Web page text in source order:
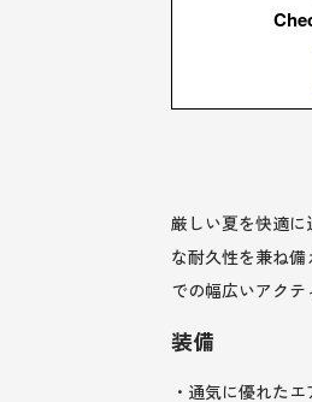
厳しい夏を快適
な耐久性を兼ね
での幅広いアクテ
装備
・通気に優れた